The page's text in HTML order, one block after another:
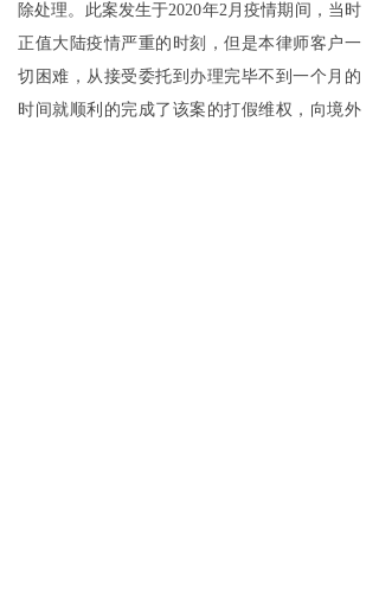
除处理。此案发生于2020年2月疫情期间，当时
正值大陆疫情严重的时刻，但是本律师客户一
切困难，从接受委托到办理完毕不到一个月的
时间就顺利的完成了该案的打假维权，向境外